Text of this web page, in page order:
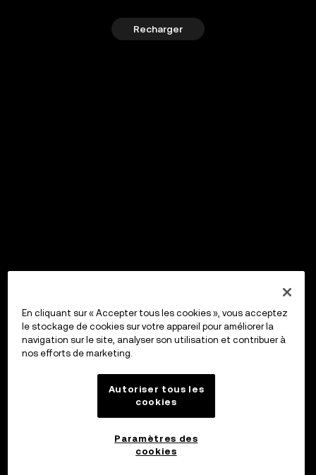
Recharger
En cliquant sur « Accepter tous les cookies », vous acceptez
le stockage de cookies sur votre appareil pour améliorer la
navigation sur le site, analyser son utilisation et contribuer à
nos efforts de marketing.
Autoriser tous les
cookies
Paramètres des
cookies